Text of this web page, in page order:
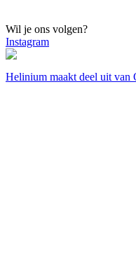
Wil je ons volgen?
Instagram
Helinium maakt deel uit van